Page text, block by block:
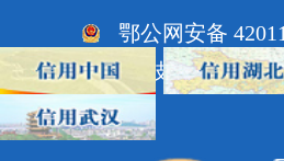
鄂公网安备
网站技术支持电话